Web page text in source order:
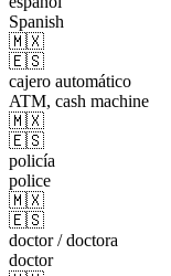
Spanish
🇲🇽
🇪🇸
cajero automático
ATM, cash machine
🇲🇽
🇪🇸
policía
police
🇲🇽
🇪🇸
doctor / doctora
doctor